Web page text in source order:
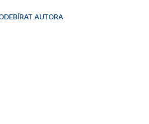
AUTORA